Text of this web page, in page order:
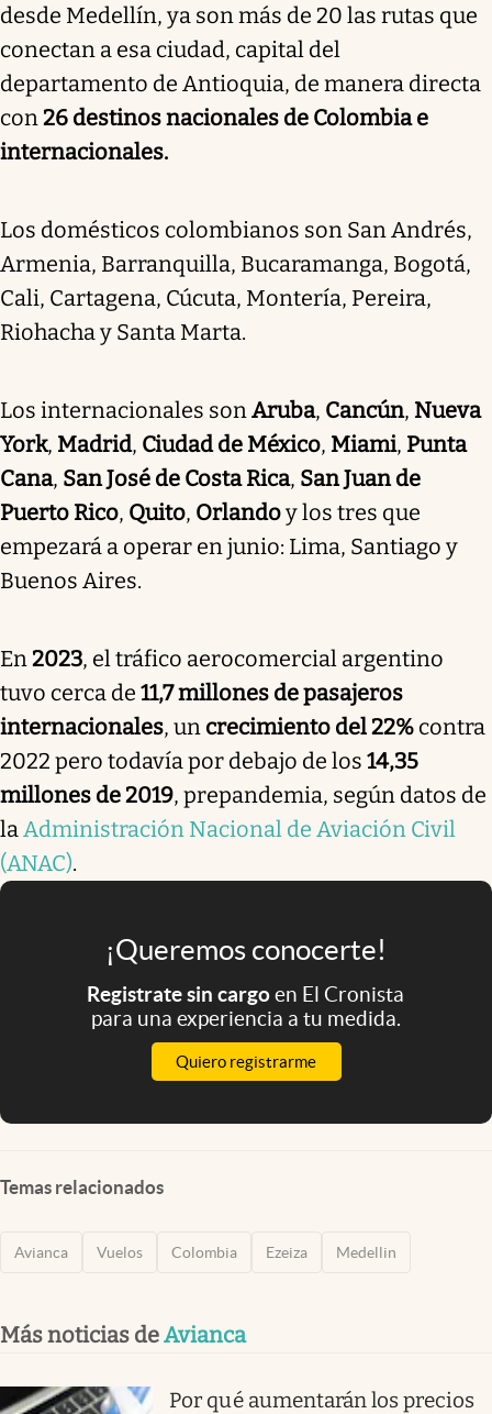
desde Medellín, ya son más de 20 las rutas que
conectan a esa ciudad, capital del
departamento de Antioquia, de manera directa
con26 destinos nacionales de Colombia e
internacionales.
Los domésticos colombianos son San Andrés,
Armenia, Barranquilla, Bucaramanga, Bogotá,
Cali, Cartagena, Cúcuta, Montería, Pereira,
Riohacha y Santa Marta.
Los internacionales sonAruba, Cancún, Nueva
York, Madrid, Ciudad de México, Miami, Punta
Cana, San José de Costa Rica, San Juan de
Puerto Rico, Quito, Orlandoy los tres que
empezará a operar en junio: Lima, Santiago y
Buenos Aires.
En2023, el tráfico aerocomercial argentino
tuvo cerca de 11,7 millones de pasajeros
internacionales, un crecimiento del 22% contra
2022 pero todavía por debajo de los 14,35
millones de 2019, prepandemia, según datos de
laAdministración Nacional de Aviación Civil
(ANAC).
¡Queremos conocerte!
Registrate sin cargoen El Cronista
para una experiencia a tu medida.
Quiero registrarme
Temas relacionados
Avianca Vuelos Colombia Ezeiza Medellin
Más noticias deAvianca
Por qué aumentarán los precios